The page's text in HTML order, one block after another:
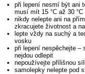
při lepení nesmí být ani
musí mít 15 °C až 30 °C
nikdy nelepte ani na
zkracujete životnost a
lepte vždy na suchý a
vosku
při lepení nespěchejte –
nejdou odlepit
nepoužívejte přílišnou
samolepky nelepte pod